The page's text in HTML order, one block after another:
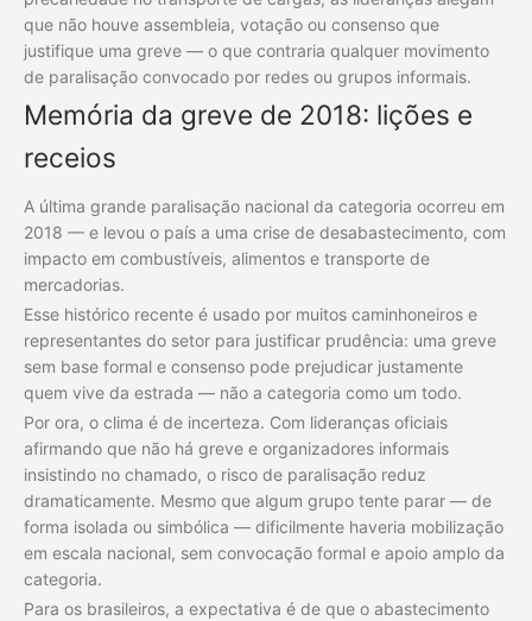
que não houve assembleia, votação ou consenso que
justifique uma greve — o que contraria qualquer movimento
de paralisação convocado por redes ou grupos informais.
Memória da greve de 2018: lições e
receios
A última grande paralisação nacional da categoria ocorreu em
2018 — e levou o país a uma crise de desabastecimento, com
impacto em combustíveis, alimentos e transporte de
mercadorias.
Esse histórico recente é usado por muitos caminhoneiros e
representantes do setor para justificar prudência: uma greve
sem base formal e consenso pode prejudicar justamente
quem vive da estrada — não a categoria como um todo.
Por ora, o clima é de incerteza. Com lideranças oficiais
afirmando que não há greve e organizadores informais
insistindo no chamado, o risco de paralisação reduz
dramaticamente. Mesmo que algum grupo tente parar — de
forma isolada ou simbólica — dificilmente haveria mobilização
em escala nacional, sem convocação formal e apoio amplo da
categoria.
Para os brasileiros, a expectativa é de que o abastecimento